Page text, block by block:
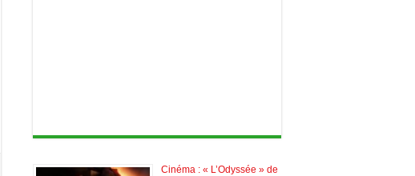
Cinéma : « L’Odyssée » de